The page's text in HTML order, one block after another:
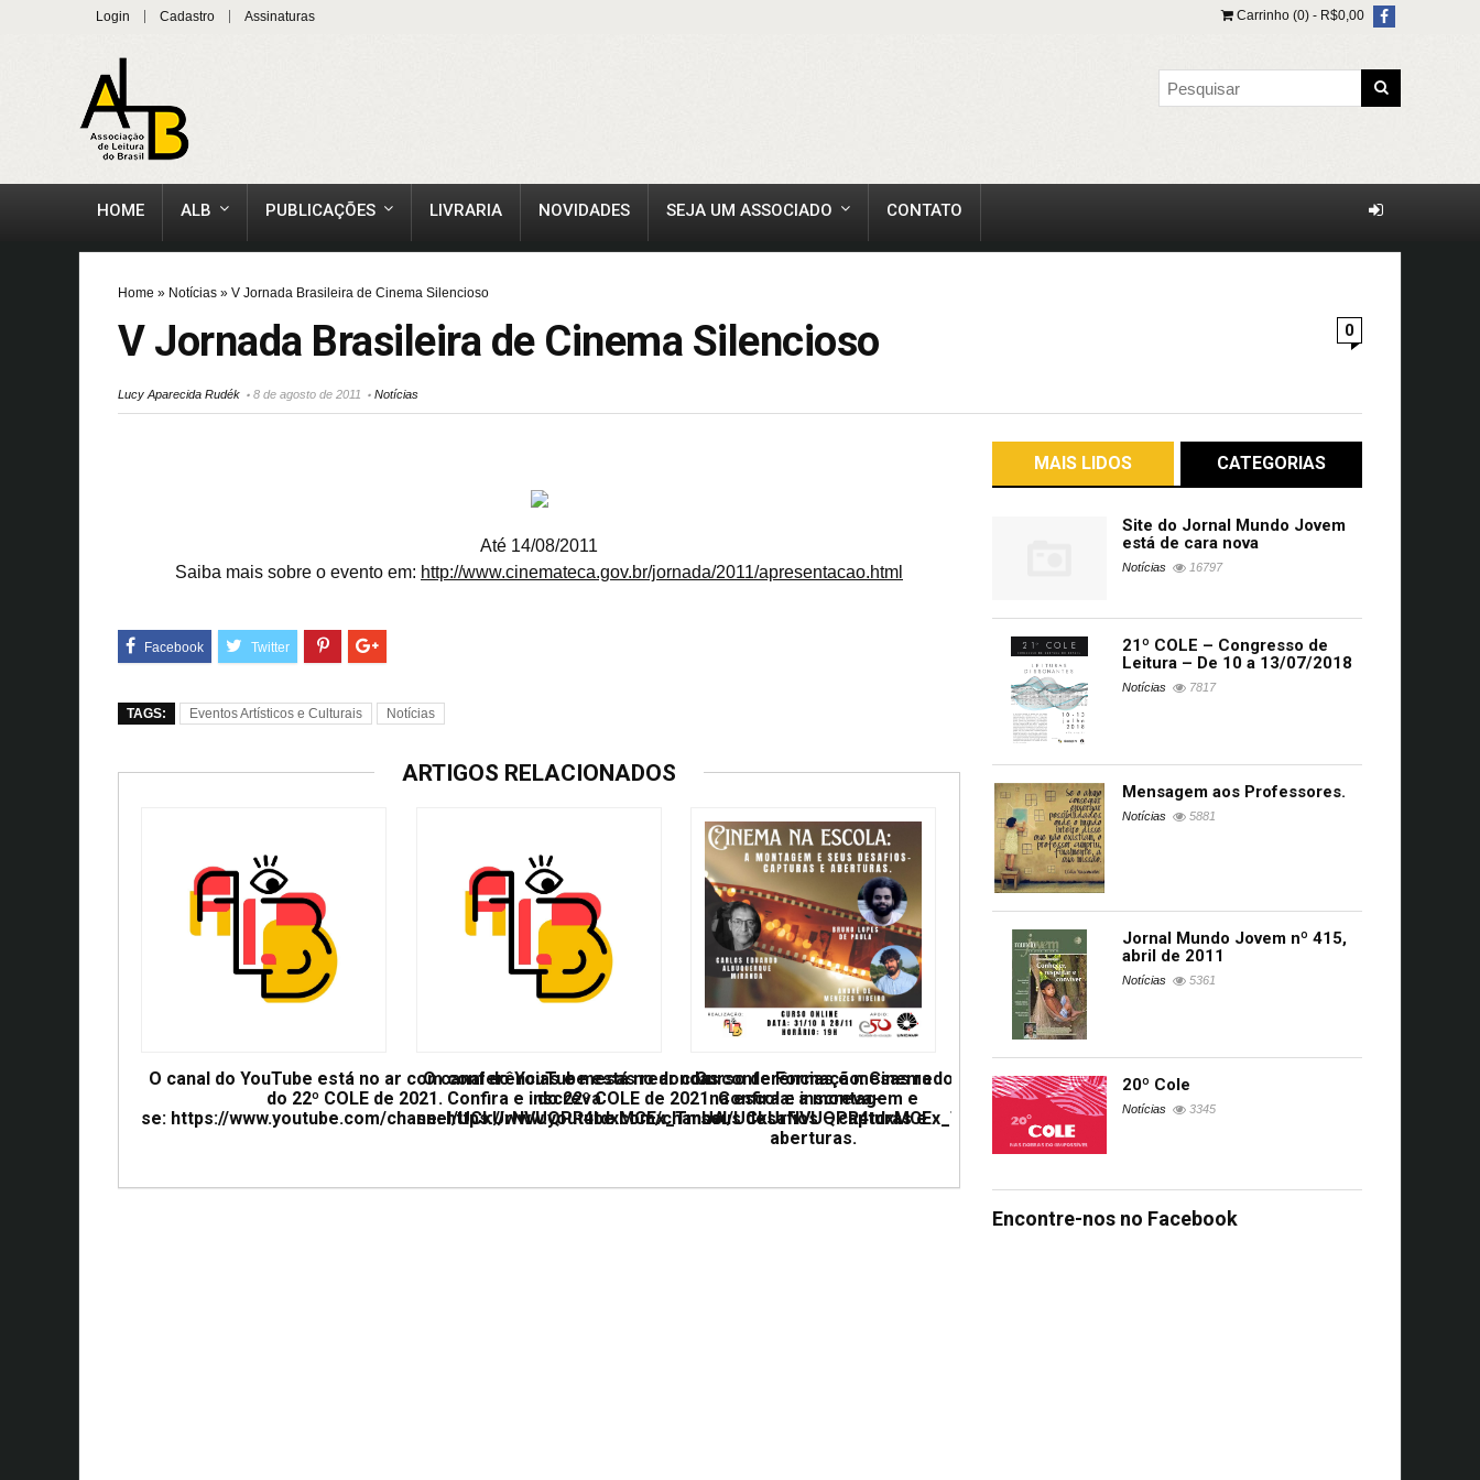
Login Cadastro Assinaturas Carrinho (0) - R$0,00
HOME ALB PUBLICAÇÕES LIVRARIA NOVIDADES SEJA UM ASSOCIADO CONTATO
Home » Notícias » V Jornada Brasileira de Cinema Silencioso
0
V Jornada Brasileira de Cinema Silencioso
Lucy Aparecida Rudék 8 de agosto de 2011 Notícias
Até 14/08/2011
Saiba mais sobre o evento em: http://www.cinemateca.gov.br/jornada/2011/apresentacao.html
TAGS: Eventos Artísticos e Culturais Notícias
ARTIGOS RELACIONADOS
O canal do YouTube está no ar com conferências e mesas redondas
do 22º COLE de 2021. Confira e inscreva
se: https://www.youtube.com/channel/UCkUrNVUQPR4tdxMCEx_TmUA
O canal do YouTube está no ar com conferências e mesas redondas
do 22º COLE de 2021. Confira e inscreva-
se: https://www.youtube.com/channel/UCkUrNVUQPR4tdxMCEx_TmUA
Curso de Formação: Cinema
na escola: a montagem e
seus desafios – capturas e
aberturas.
MAIS LIDOS CATEGORIAS
Site do Jornal Mundo Jovem
está de cara nova
Notícias 16797
21º COLE – Congresso de
Leitura – De 10 a 13/07/2018
Notícias 7817
Mensagem aos Professores.
Notícias 5881
Jornal Mundo Jovem nº 415,
abril de 2011
Notícias 5361
20º Cole
Notícias 3345
Encontre-nos no Facebook